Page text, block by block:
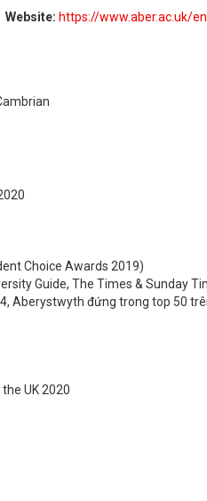
Website: https://www.aber.ac.uk/
Choice Awards 2019)
Guide, The Times & Sunday
Aberystwyth đứng trong top 50
UK 2020